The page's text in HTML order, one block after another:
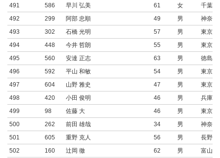
491
586 早川 弘美 61 女
千葉県
492
299 阿部 忠順 49 男
神奈川
493
302 石橋 光明 57 男
東京都
494
448 今井 哲朗 55 男
東京都
495
560 安達 正志 63 男
徳島県
496
592 平山 和敏 54 男
東京都
497
604 山野 雅史 47 男
東京都
498
420 小田 俊明 46 男
兵庫県
499
98 佐藤 大 46 男
東京都
500
262 前田 雄哉 34 男
神奈川
501
605 重野 克人 56 男
長野県
502
160 辻岡 徹 62 男
富山県